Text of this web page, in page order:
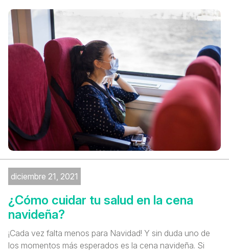
diciembre 21, 2021
¿Cómo cuidar tu salud en la cena
navideña?
¡Cada vez falta menos para Navidad! Y sin duda uno de
los momentos más esperados es la cena navideña. Si